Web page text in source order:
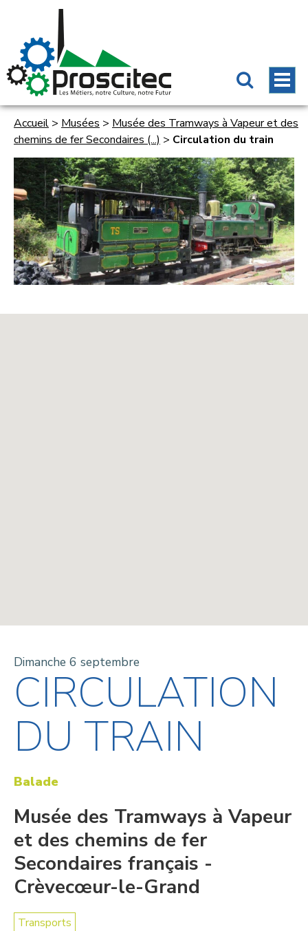
Accueil > Musées > Musée des Tramways à Vapeur et des
chemins de fer Secondaires (...) > Circulation du train
Dimanche 6 septembre
CIRCULATION
DU TRAIN
Balade
Musée des Tramways à Vapeur
et des chemins de fer
Secondaires français -
Crèvecœur-le-Grand
Transports